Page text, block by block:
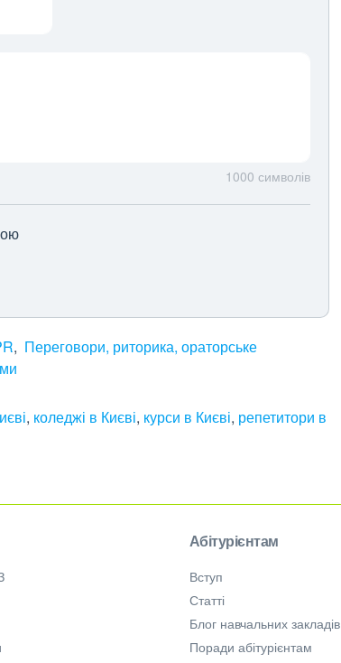
1000 символів
Переговори, риторика, ораторське
, коледжі в Києві, курси в Києві, репетитори в
Абітурієнтам
Вступ
Статті
Блог навчальних закладів
Поради абітурієнтам